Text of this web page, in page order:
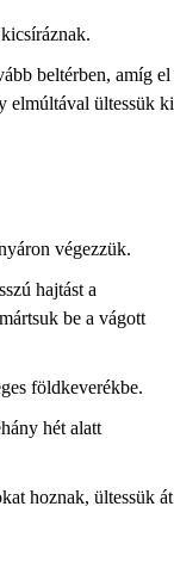
beltérben, amíg el
elmúltával ültessük ki
végezzük.
hajtást a
be a vágott
földkeverékbe.
hét alatt
hoznak, ültessük át